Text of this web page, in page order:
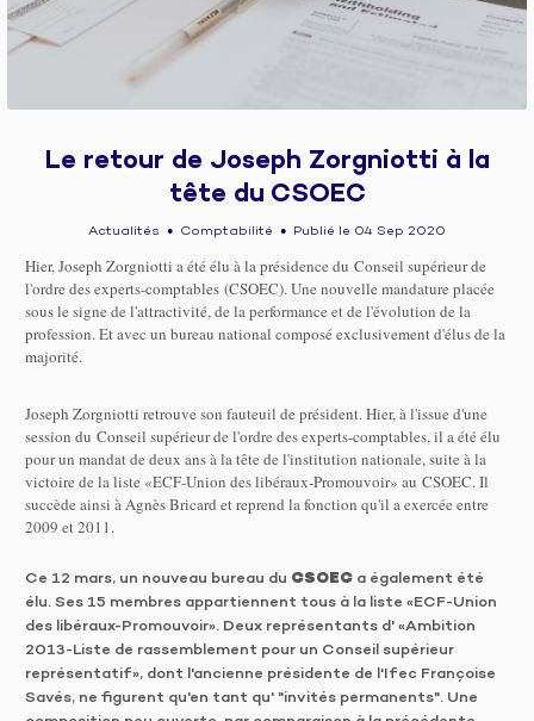
Le retour de Joseph Zorgniotti à la
tête du CSOEC
Actualités ● Comptabilité ● Publié le 04 Sep 2020
Hier, Joseph Zorgniotti a été élu à la présidence du Conseil supérieur de
l'ordre des experts-comptables (CSOEC). Une nouvelle mandature placée
sous le signe de l'attractivité, de la performance et de l'évolution de la
profession. Et avec un bureau national composé exclusivement d'élus de la
majorité.
Joseph Zorgniotti retrouve son fauteuil de président. Hier, à l'issue d'une
session du Conseil supérieur de l'ordre des experts-comptables, il a été élu
pour un mandat de deux ans à la tête de l'institution nationale, suite à la
victoire de la liste «ECF-Union des libéraux-Promouvoir» au CSOEC. Il
succède ainsi à Agnès Bricard et reprend la fonction qu'il a exercée entre
2009 et 2011.
Ce 12 mars, un nouveau bureau du CSOEC a également été
élu. Ses 15 membres appartiennent tous à la liste «ECF-Union
des libéraux-Promouvoir». Deux représentants d' «Ambition
2013-Liste de rassemblement pour un Conseil supérieur
représentatif», dont l'ancienne présidente de l'Ifec Françoise
Savés, ne figurent qu'en tant qu' "invités permanents". Une